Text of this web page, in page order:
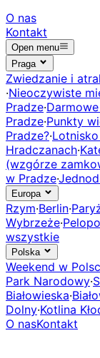
O nas
Kontakt
Open menu
Praga
Zwiedzanie i
·Nieoczywiste
Pradze·
Pradze·Punkty
Pradze?·Lotnisko
Hradczanach·
(wzgórze
w Pradze·
Europa
Rzym·Berlin·
Wybrzeże·
wszystkie
Polska
Weekend w
Park Narodowy·
Białowieska·
Dolny·Kotlina
O nasKontakt